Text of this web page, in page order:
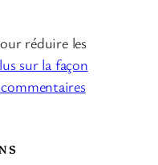
réduire les
sur la façon